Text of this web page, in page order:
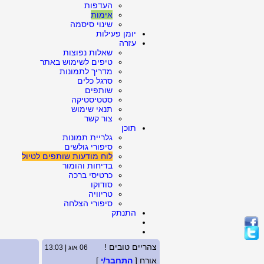
העדפות
אימות
שינוי סיסמה
יומן פעילות
עזרה
שאלות נפוצות
טיפים לשימוש באתר
מדריך לתמונות
סרגל כלים
שותפים
סטטיסטיקה
תנאי שימוש
צור קשר
תוכן
גלריית תמונות
סיפורי גולשים
לוח מודעות שותפים לטיול
בדיחות והומור
כרטיסי ברכה
סודוקו
טריוויה
סיפורי הצלחה
התנתק
צהריים טובים ! 06 אוג | 13:03
אורח [ התחבר/י ]